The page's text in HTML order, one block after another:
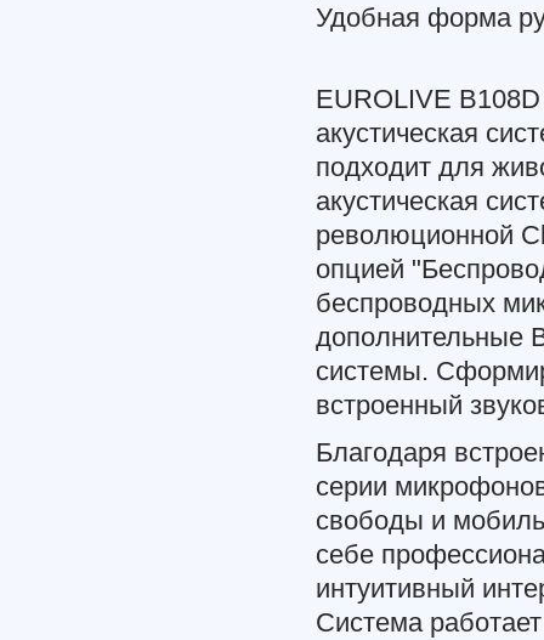
Удобная форма
EUROLIVE
акустическая
подходит для
акустическая
революционной
опцией
беспроводных
дополнительные
системы.
встроенный
Благодаря
серии
свободы и
себе
интуитивный
Система